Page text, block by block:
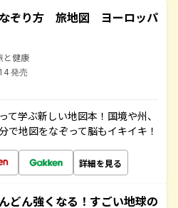
ぞり方 旅地図 ヨーロッパ
と健康
発売
学ぶ新しい地図本！国境や州、
で地図をなぞって脳もイキイキ！
詳細を見る
どん強くなる！すごい地球の